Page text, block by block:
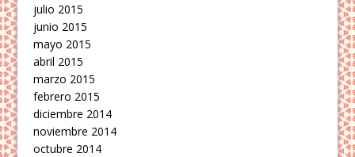
julio 2015
junio 2015
mayo 2015
abril 2015
marzo 2015
febrero 2015
diciembre 2014
noviembre 2014
octubre 2014